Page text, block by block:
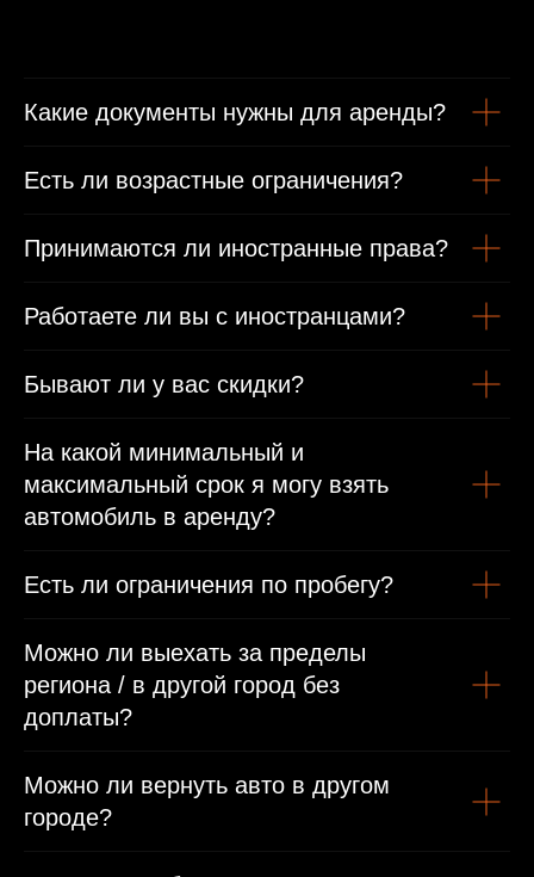
Возраст от 21 года
Гражданам РФ
Гражданский паспорт
Водительское удостоверение
Иностранным гражданам
Паспорт
Международные права/виза или въездная виза
Какие документы нужны для аренды?
Есть ли возрастные ограничения?
Принимаются ли иностранные права?
Работаете ли вы с иностранцами?
Бывают ли у вас скидки?
На какой минимальный и
максимальный срок я могу взять
автомобиль в аренду?
Есть ли ограничения по пробегу?
Можно ли выехать за пределы
региона / в другой город без
доплаты?
Можно ли вернуть авто в другом
городе?